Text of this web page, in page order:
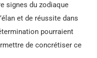
signes du zodiaque
et de réussite dans
pourraient
de concrétiser ce